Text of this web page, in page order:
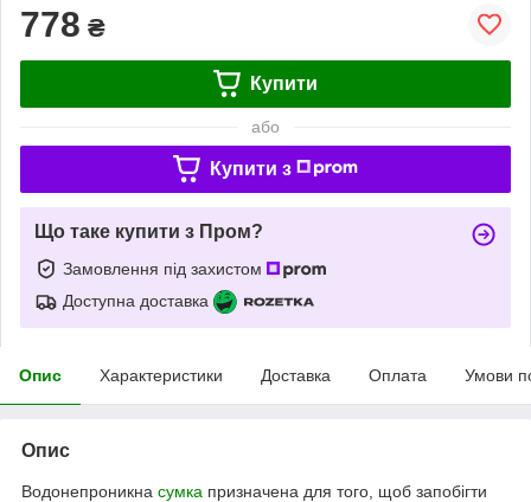
778 ₴
Купити
або
Купити з
Що таке купити з Пром?
Замовлення під захистом
Доступна доставка
Опис Характеристики Доставка Оплата Умови
Опис
Водонепроникна сумка призначена для того, щоб запобігти